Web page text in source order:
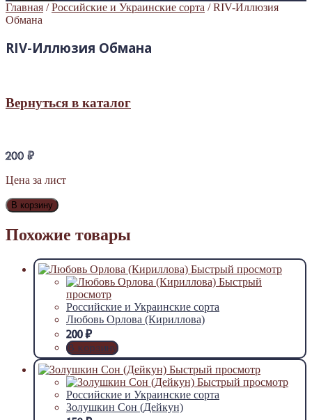
Главная /Российские и Украинские сорта / RIV-Иллюзия
Обмана
RIV-Иллюзия Обмана
Вернуться в каталог
200₽
Цена за лист
В корзину
Похожие товары
Быстрый просмотр
Быстрый
просмотр
Российские и Украинские сорта
Любовь Орлова (Кириллова)
200₽
В корзину
Быстрый просмотр
Быстрый просмотр
Российские и Украинские сорта
Золушкин Сон (Дейкун)